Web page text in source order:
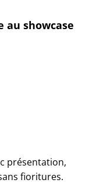
au showcase
présentation,
fioritures.